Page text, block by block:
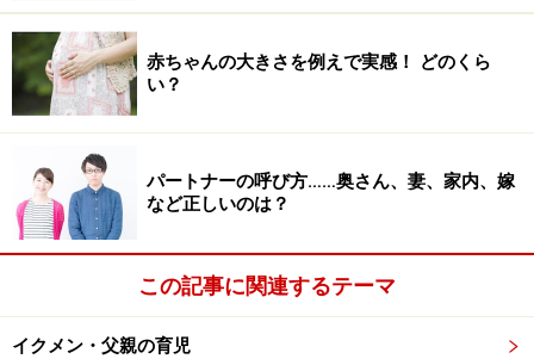
近未来のお楽しみを設定したりすると、待っているほう
ももっとがんばれます。
次ページでは「子供とのコミュニケーション方法」につ
いて、紹介します。
※記事内容は執筆時点のものです。最新の内容をご確認くださ
い。
赤ちゃんの大きさを例えで実感！ どのくら
い？
パートナーの呼び方……奥さん、妻、家内、嫁
など正しいのは？
この記事に関連するテーマ
イクメン・父親の育児